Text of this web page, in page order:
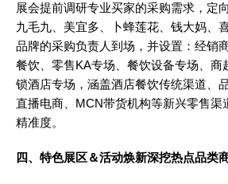
展会提前调研专业买家的采购需求，定
九毛九、美宜多、卜蜂莲花、钱大妈、
品牌的采购负责人到场，并设置：经销
餐饮、零售KA专场、餐饮设备专场、商
锁酒店专场，涵盖酒店餐饮传统渠道、
直播电商、MCN带货机构等新兴零售渠
精准度。
四、特色展区＆活动焕新深挖热点品类